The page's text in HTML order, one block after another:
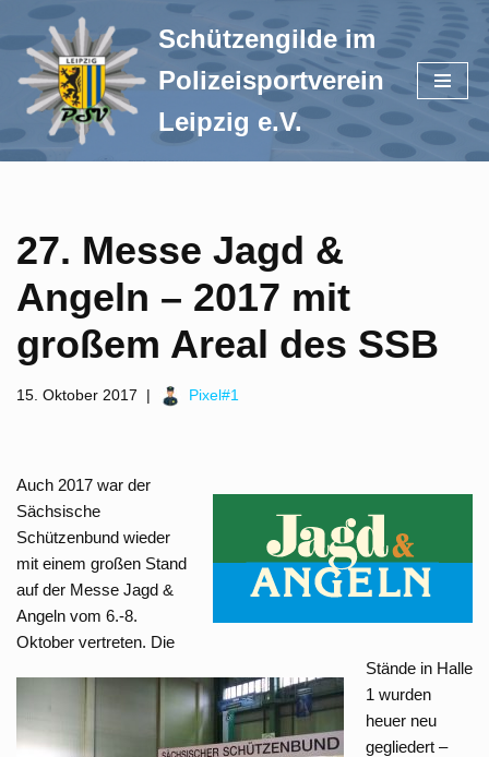
Zum
Inhalt
springen
Schützengilde im
Polizeisportverein
Leipzig e.V.
27. Messe Jagd &
Angeln – 2017 mit
großem Areal des SSB
15. Oktober 2017 Pixel#1
Auch 2017 war der
Sächsische
Schützenbund wieder
mit einem großen Stand
auf der Messe Jagd &
Angeln vom 6.-8.
Oktober vertreten. Die
Stände in Halle
1 wurden
heuer neu
gegliedert –